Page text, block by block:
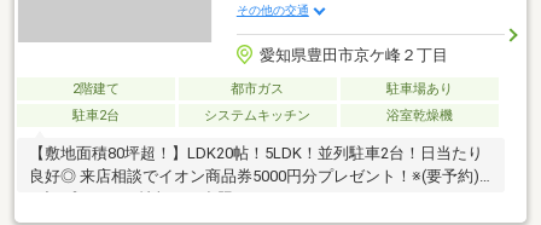
その他の交通
愛知県豊田市京ケ峰２丁目
2階建て 都市ガス
駐車場あり
駐車2台
システムキッチン 浴室乾燥機
【敷地面積80坪超！】LDK20帖！5LDK！並列駐車2台！日当たり
良好◎ 来店相談でイオン商品券5000円分プレゼント！※(要予約)